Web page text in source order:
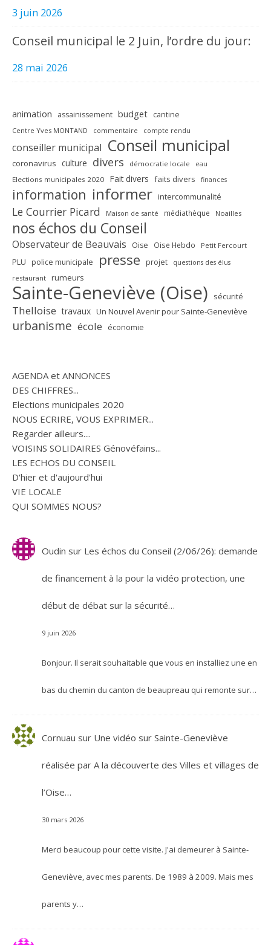
3 juin 2026
Conseil municipal le 2 Juin, l’ordre du jour:
28 mai 2026
animation assainissement budget cantine
Centre Yves MONTAND commentaire compte rendu
conseiller municipal Conseil municipal
coronavirus culture divers démocratie locale eau
Elections municipales 2020 Fait divers faits divers finances
information informer intercommunalité
Le Courrier Picard Maison de santé médiathèque Noailles
nos échos du Conseil
Observateur de Beauvais Oise Oise Hebdo Petit Fercourt
PLU police municipale presse projet questions des élus
restaurant rumeurs
Sainte-Geneviève (Oise) sécurité
Thelloise travaux Un Nouvel Avenir pour Sainte-Geneviève
urbanisme école économie
AGENDA et ANNONCES
DES CHIFFRES...
Elections municipales 2020
NOUS ECRIRE, VOUS EXPRIMER...
Regarder ailleurs....
VOISINS SOLIDAIRES Génovéfains...
LES ECHOS DU CONSEIL
D'hier et d'aujourd'hui
VIE LOCALE
QUI SOMMES NOUS?
Oudin sur Les échos du Conseil (2/06/26): demande
de financement à la pour la vidéo protection, une
début de débat sur la sécurité…
9 juin 2026
Bonjour. Il serait souhaitable que vous en installiez une en
bas du chemin du canton de beaupreau qui remonte sur…
Cornuau sur Une vidéo sur Sainte-Geneviève
réalisée par A la découverte des Villes et villages de
l’Oise…
30 mars 2026
Merci beaucoup pour cette visite. J'ai demeurer à Sainte-
Geneviève, avec mes parents. De 1989 à 2009. Mais mes
parents y…